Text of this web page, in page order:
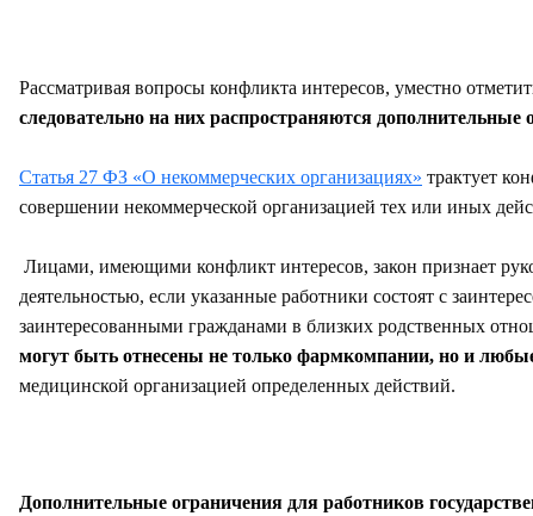
Рассматривая вопросы конфликта интересов, уместно
следовательно на них распространяются
Статья 27 ФЗ «О некоммерческих организациях» трактует
совершении некоммерческой организацией тех или иных
Лицами, имеющими конфликт интересов, закон признает
деятельностью, если указанные работники состоят с
заинтересованными гражданами в близких родственных
могут быть отнесены не только фармкомпании, но и
медицинской организацией определенных действий.
Дополнительные ограничения для работников